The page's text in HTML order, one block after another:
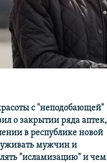
с "неподобающей"
о закрытии ряда аптек,
в республике новой
мужчин и
"исламизацию" и чем